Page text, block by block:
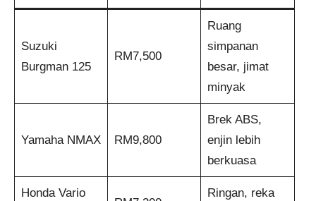
Suzuki
Burgman 125
RM7,500
Ruang
simpanan
besar, jimat
minyak
Yamaha NMAX RM9,800
Brek ABS,
enjin lebih
berkuasa
Honda Vario
Ringan, reka